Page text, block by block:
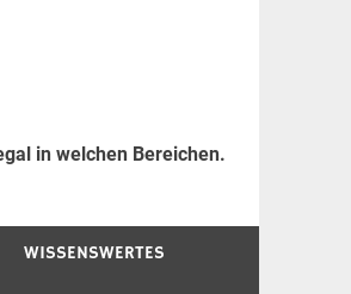
in welchen Bereichen.
WISSENSWERTES